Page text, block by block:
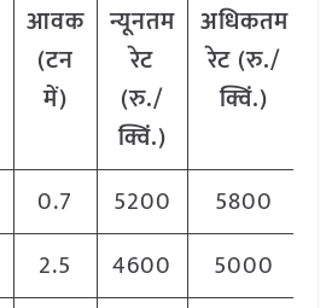
आवक
(टन
में)
न्यूनतम
रेट
(रु./
क्विं.)
अधिकतम
रेट (रु./
क्विं.)
0.7 5200 5800
2.5 4600 5000